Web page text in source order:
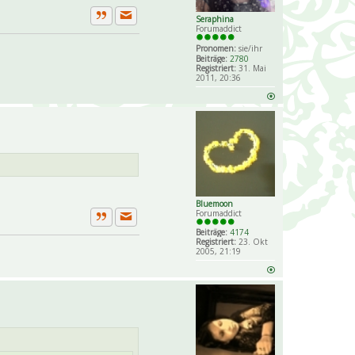
Seraphina
Forumaddict
Pronomen: sie/ihr
Beiträge: 2780
Registriert: 31. Mai
2011, 20:36
ZitatPrivate Nachricht senden
Bluemoon
Forumaddict
Beiträge: 4174
Registriert: 23. Okt
2005, 21:19
ZitatPrivate Nachricht senden